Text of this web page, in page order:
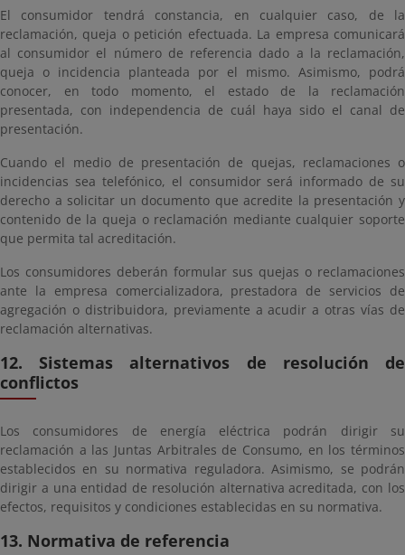
El consumidor tendrá constancia, en cualquier caso, de la
reclamación, queja o petición efectuada. La empresa comunicará
al consumidor el número de referencia dado a la reclamación,
queja o incidencia planteada por el mismo. Asimismo, podrá
conocer, en todo momento, el estado de la reclamación
presentada, con independencia de cuál haya sido el canal de
presentación.
Cuando el medio de presentación de quejas, reclamaciones o
incidencias sea telefónico, el consumidor será informado de su
derecho a solicitar un documento que acredite la presentación y
contenido de la queja o reclamación mediante cualquier soporte
que permita tal acreditación.
Los consumidores deberán formular sus quejas o reclamaciones
ante la empresa comercializadora, prestadora de servicios de
agregación o distribuidora, previamente a acudir a otras vías de
reclamación alternativas.
12. Sistemas alternativos de resolución de
conflictos
Los consumidores de energía eléctrica podrán dirigir su
reclamación a las Juntas Arbitrales de Consumo, en los términos
establecidos en su normativa reguladora. Asimismo, se podrán
dirigir a una entidad de resolución alternativa acreditada, con los
efectos, requisitos y condiciones establecidas en su normativa.
13. Normativa de referencia